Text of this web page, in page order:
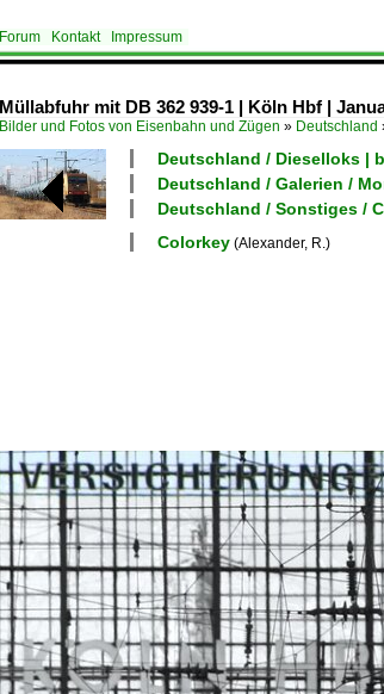
Forum Kontakt Impressum
Müllabfuhr mit DB 362 939-1 | Köln Hbf |
Bilder und Fotos von Eisenbahn und Zügen » Deutschland
Deutschland / Dieselloks |
Deutschland / Galerien /
Deutschland / Sonstiges /
Colorkey (Alexander, R.)